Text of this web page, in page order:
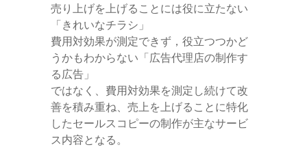
売り上げを上げることには役に立たない
「きれいなチラシ」
費用対効果が測定できず，役立つつかど
うかもわからない「広告代理店の制作す
る広告」
ではなく、費用対効果を測定し続けて改
善を積み重ね、売上を上げることに特化
したセールスコピーの制作が主なサービ
ス内容となる。